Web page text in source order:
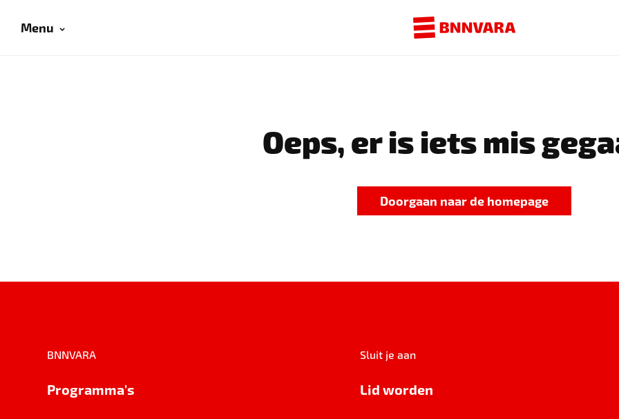
Menu
Oeps, er is iets mis
Doorgaan naar de homepage
BNNVARA
Programma's
Sluit je aan
Lid worden